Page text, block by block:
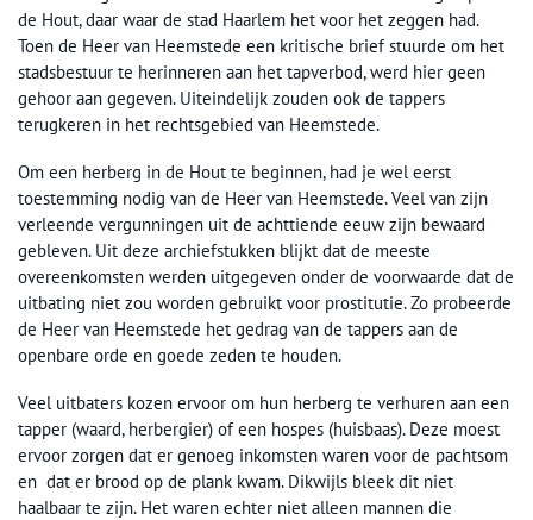
de Hout, daar waar de stad Haarlem het voor het zeggen had.
Toen de Heer van Heemstede een kritische brief stuurde om het
stadsbestuur te herinneren aan het tapverbod, werd hier geen
gehoor aan gegeven. Uiteindelijk zouden ook de tappers
terugkeren in het rechtsgebied van Heemstede.
Om een herberg in de Hout te beginnen, had je wel eerst
toestemming nodig van de Heer van Heemstede. Veel van zijn
verleende vergunningen uit de achttiende eeuw zijn bewaard
gebleven. Uit deze archiefstukken blijkt dat de meeste
overeenkomsten werden uitgegeven onder de voorwaarde dat de
uitbating niet zou worden gebruikt voor prostitutie. Zo probeerde
de Heer van Heemstede het gedrag van de tappers aan de
openbare orde en goede zeden te houden.
Veel uitbaters kozen ervoor om hun herberg te verhuren aan een
tapper (waard, herbergier) of een hospes (huisbaas). Deze moest
ervoor zorgen dat er genoeg inkomsten waren voor de pachtsom
en dat er brood op de plank kwam. Dikwijls bleek dit niet
haalbaar te zijn. Het waren echter niet alleen mannen die